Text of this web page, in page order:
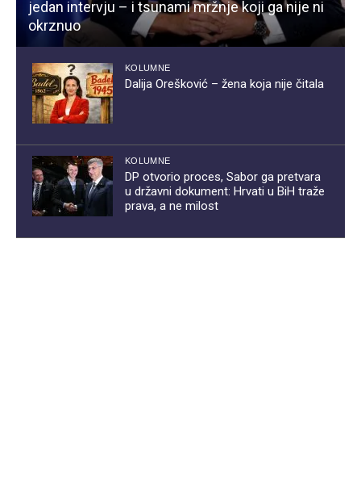
jedan intervju – i tsunami mržnje koji ga nije ni
okrznuo
KOLUMNE
Dalija Orešković – žena koja nije čitala
KOLUMNE
DP otvorio proces, Sabor ga pretvara
u državni dokument: Hrvati u BiH traže
prava, a ne milost